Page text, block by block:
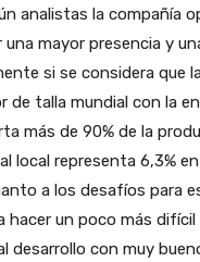
analistas la compañía
mayor presencia y
si se considera que
de talla mundial con la
más de 90% de la
local representa 6,3%
a los desafíos para
hacer un poco más
desarrollo con muy